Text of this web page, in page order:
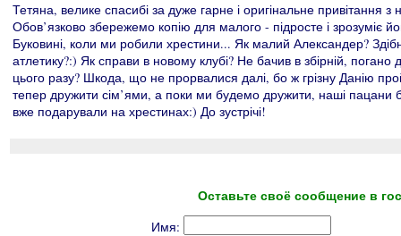
Тетяна, велике спасибі за дуже гарне і оригінальне привітання
Обов’язково збережемо копію для малого - підросте і зрозуміє
Буковині, коли ми робили хрестини... Як малий Александер?
атлетику?:) Як справи в новому клубі? Не бачив в збірній,
цього разу? Шкода, що не прорвалися далі, бо ж грізну Данію
тепер дружити сім’ями, а поки ми будемо дружити, наші пацани
вже подарували на хрестинах:) До зустрічі!
Оставьте своё сообщение в
Имя: